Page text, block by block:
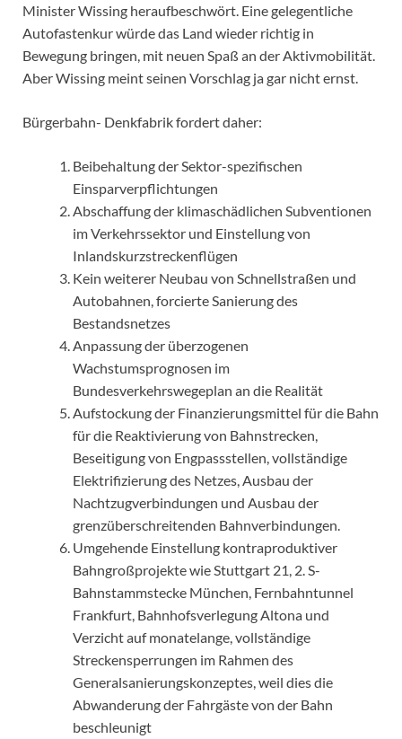
Minister Wissing heraufbeschwört. Eine gelegentliche
Autofastenkur würde das Land wieder richtig in
Bewegung bringen, mit neuen Spaß an der Aktivmobilität.
Aber Wissing meint seinen Vorschlag ja gar nicht ernst.
Bürgerbahn- Denkfabrik fordert daher:
Beibehaltung der Sektor-spezifischen
Einsparverpflichtungen
Abschaffung der klimaschädlichen Subventionen
im Verkehrssektor und Einstellung von
Inlandskurzstreckenflügen
Kein weiterer Neubau von Schnellstraßen und
Autobahnen, forcierte Sanierung des
Bestandsnetzes
Anpassung der überzogenen
Wachstumsprognosen im
Bundesverkehrswegeplan an die Realität
Aufstockung der Finanzierungsmittel für die Bahn
für die Reaktivierung von Bahnstrecken,
Beseitigung von Engpassstellen, vollständige
Elektrifizierung des Netzes, Ausbau der
Nachtzugverbindungen und Ausbau der
grenzüberschreitenden Bahnverbindungen.
Umgehende Einstellung kontraproduktiver
Bahngroßprojekte wie Stuttgart 21, 2. S-
Bahnstammstecke München, Fernbahntunnel
Frankfurt, Bahnhofsverlegung Altona und
Verzicht auf monatelange, vollständige
Streckensperrungen im Rahmen des
Generalsanierungskonzeptes, weil dies die
Abwanderung der Fahrgäste von der Bahn
beschleunigt